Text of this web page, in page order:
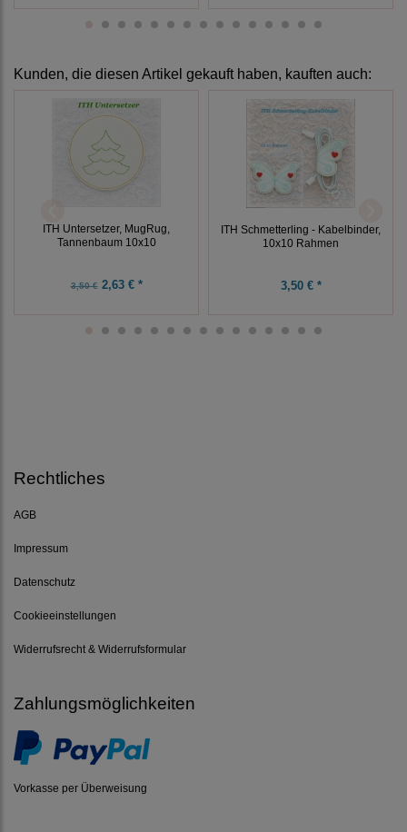
Kunden, die diesen Artikel gekauft haben, kauften auch:
ITH Untersetzer, MugRug,
Tannenbaum 10x10
3,50 €2,63 € *
ITH Schmetterling - Kabelbinder,
10x10 Rahmen
3,50 € *
Rechtliches
AGB
Impressum
Datenschutz
Cookieeinstellungen
Widerrufsrecht & Widerrufsformular
Zahlungsmöglichkeiten
Vorkasse per Überweisung